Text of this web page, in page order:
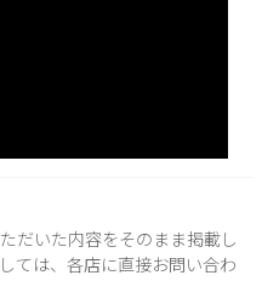
だいた内容をそのまま掲載し
ては、各店に直接お問い合わ